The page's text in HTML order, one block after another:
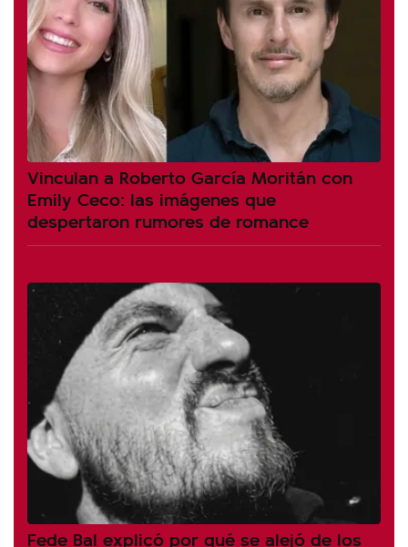
Vinculan a Roberto García Moritán con
Emily Ceco: las imágenes que
despertaron rumores de romance
Fede Bal explicó por qué se alejó de los